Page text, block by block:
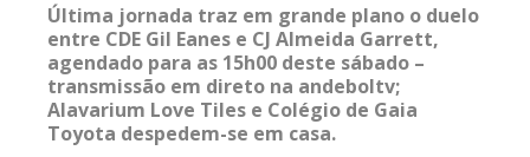
Última jornada traz em grande plano o duelo
entre CDE Gil Eanes e CJ Almeida Garrett,
agendado para as 15h00 deste sábado –
transmissão em direto na andeboltv;
Alavarium Love Tiles e Colégio de Gaia
Toyota despedem-se em casa.